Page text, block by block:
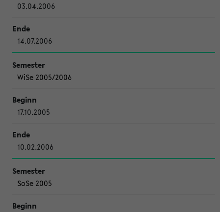
03.04.2006
14.07.2006
WiSe 2005/2006
17.10.2005
10.02.2006
SoSe 2005